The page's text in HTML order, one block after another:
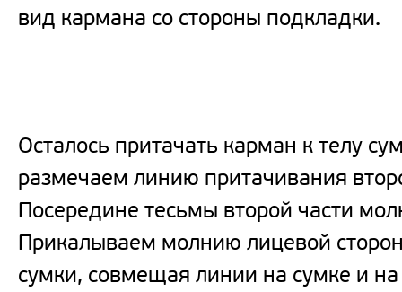
вид кармана со стороны подкладки.
Осталось притачать карман к телу
размечаем линию притачивания
Посередине тесьмы второй части
Прикалываем молнию лицевой
сумки, совмещая линии на сумке и